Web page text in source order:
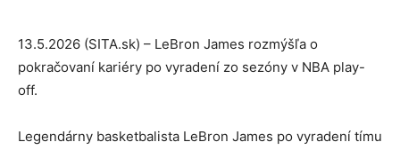
13.5.2026 (SITA.sk) – LeBron James rozmýšľa o
pokračovaní kariéry po vyradení zo sezóny v NBA play-
off.
Legendárny basketbalista LeBron James po vyradení tímu